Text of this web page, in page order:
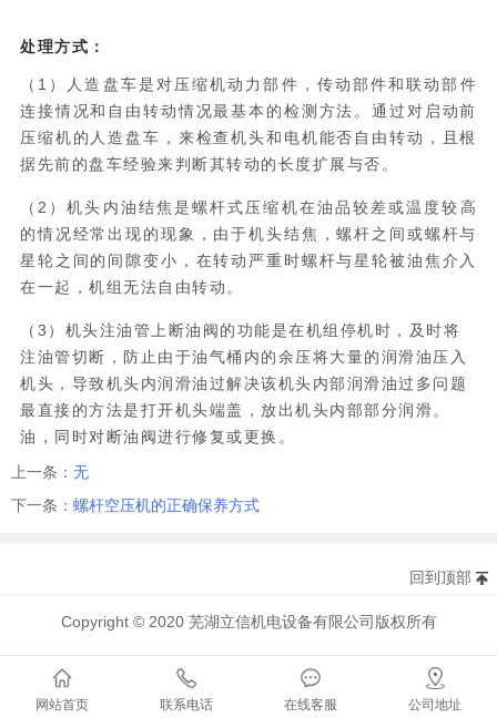
处理方式：
（1）人造盘车是对压缩机动力部件，传动部件和联动部件
连接情况和自由转动情况最基本的检测方法。通过对启动前
压缩机的人造盘车，来检查机头和电机能否自由转动，且根
据先前的盘车经验来判断其转动的长度扩展与否。
（2）机头内油结焦是螺杆式压缩机在油品较差或温度较高
的情况经常出现的现象，由于机头结焦，螺杆之间或螺杆与
星轮之间的间隙变小，在转动严重时螺杆与星轮被油焦介入
在一起，机组无法自由转动。
（3）机头注油管上断油阀的功能是在机组停机时，及时将
注油管切断，防止由于油气桶内的余压将大量的润滑油压入
机头，导致机头内润滑油过解决该机头内部润滑油过多问题
最直接的方法是打开机头端盖，放出机头内部部分润滑。
油，同时对断油阀进行修复或更换。
上一条： 无
下一条： 螺杆空压机的正确保养方式
网站首页 联系电话 在线客服 公司地址
回到顶部
Copyright © 2020 芜湖立信机电设备有限公司版权所有